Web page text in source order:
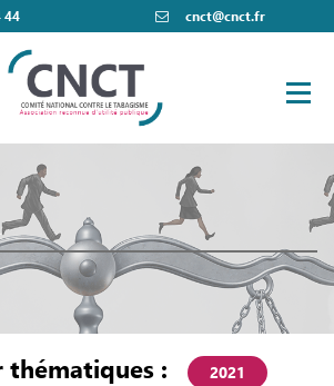
44 cnct@cnct.fr
thématiques : 2021